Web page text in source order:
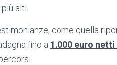
alti.
come quella
fino a 1.000 euro